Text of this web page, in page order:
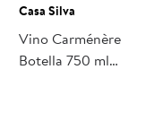
Casa Silva
Vino Carménère
Botella 750 ml